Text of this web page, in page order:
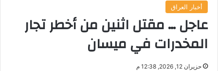
أخبار العراق
عاجل … مقتل اثنين من أخطر تجار
المخدرات في ميسان
حزيران 12, 2026, 12:38 م